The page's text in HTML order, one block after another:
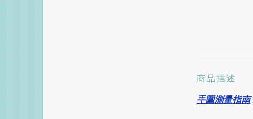
商品描述
手圍測量指南